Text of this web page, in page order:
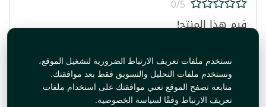
نستخدم ملفات تعريف الارتباط الضرورية لتشغيل الموقع،
ونستخدم ملفات التحليل والتسويق فقط بعد موافقتك.
متابعة تصفح الموقع تعني موافقتك على استخدام ملفات
تعريف الارتباط وفقًا لسياسة الخصوصية.
0/5
قيم هذا المنتج!